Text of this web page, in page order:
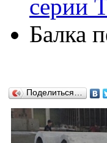
серии
Балка
Поделиться…